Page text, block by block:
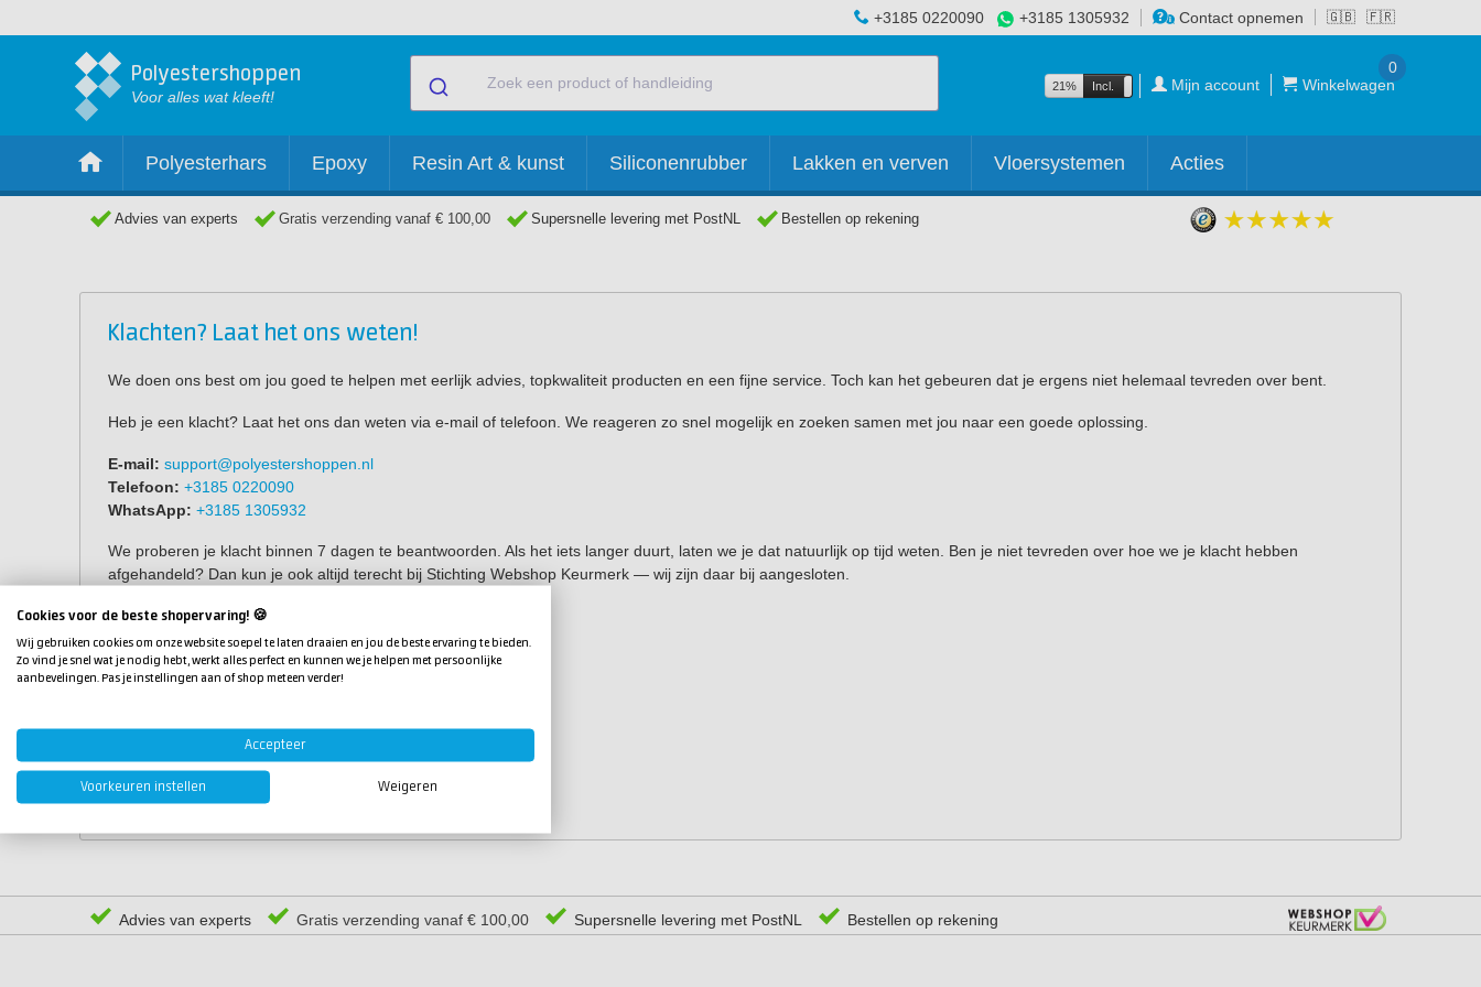
🇬🇧 🇫🇷
+3185 0220090 +3185 1305932 Contact opnemen
Polyestershoppen
Voor alles wat kleeft!
21% Incl. Excl. Mijn account Winkelwagen
0
Polyesterhars Epoxy Resin Art & kunst Siliconenrubber Lakken en verven Vloersystemen Acties
Advies van experts Gratis verzending vanaf € 100,00 Supersnelle levering met PostNL Bestellen op rekening
Klachten? Laat het ons weten!
We doen ons best om jou goed te helpen met eerlijk advies, topkwaliteit producten en een fijne service. Toch kan het gebeuren dat je ergens niet helemaal tevreden over bent.
Heb je een klacht? Laat het ons dan weten via e-mail of telefoon. We reageren zo snel mogelijk en zoeken samen met jou naar een goede oplossing.
E-mail: support@polyestershoppen.nl
Telefoon: +3185 0220090
WhatsApp: +3185 1305932
We proberen je klacht binnen 7 dagen te beantwoorden. Als het iets langer duurt, laten we je dat natuurlijk op tijd weten. Ben je niet tevreden over hoe we je klacht hebben
afgehandeld? Dan kun je ook altijd terecht bij Stichting Webshop Keurmerk — wij zijn daar bij aangesloten.
Stuur je ons een klacht? Zet er dan even het volgende bij:
je naam, adres en woonplaats,
je factuurnummer (of een kopie van je factuur),
als het kan: een of meer foto's van het probleem.
Zo kunnen we je zo goed en snel mogelijk helpen!
Advies van experts Gratis verzending vanaf € 100,00 Supersnelle levering met PostNL Bestellen op rekening
Cookies voor de beste shopervaring! 🍪
Wij gebruiken cookies om onze website soepel te laten draaien en jou de beste ervaring te bieden.
Zo vind je snel wat je nodig hebt, werkt alles perfect en kunnen we je helpen met persoonlijke
aanbevelingen. Pas je instellingen aan of shop meteen verder!
Accepteer
Voorkeuren instellen Weigeren